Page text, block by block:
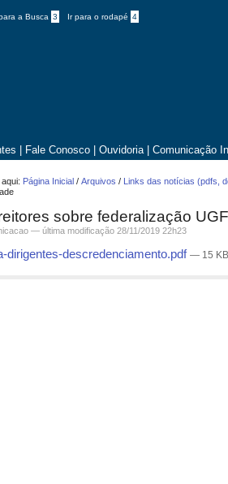
a Busca 3 Ir para o rodapé 4
Fale Conosco Ouvidoria Comunicação
Página Inicial /Arquivos / Links das notícias (pdfs,
sobre federalização
—última modificação 28/11/2019 22h23
dirigentes-descredenciamento.pdf— 15 KB